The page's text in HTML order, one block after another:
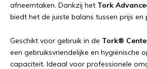
afneemtaken. Dankzij het Tork
biedt het de juiste balans tussen prijs en
Geschikt voor gebruik in de Tork®
een gebruiksvriendelijke en hygiënische
capaciteit. Ideaal voor professionele